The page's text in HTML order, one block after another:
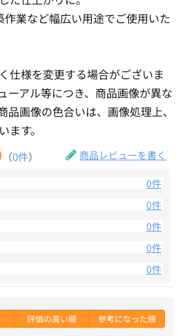
業など幅広い用途でご使用いた
仕様を変更する場合がございま
ーアル等につき、商品画像が異な
品画像の色合いは、画像処理上、
す。
（0件） 商品レビューを書く
0件
0件
0件
0件
0件
評価の高い順 参考になった順